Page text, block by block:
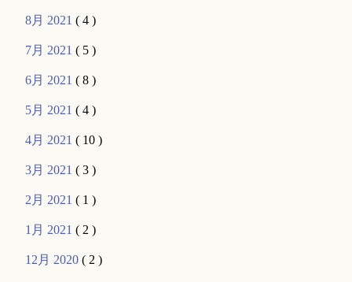
8月 2021( 4 )
7月 2021( 5 )
6月 2021( 8 )
5月 2021( 4 )
4月 2021( 10 )
3月 2021( 3 )
2月 2021( 1 )
1月 2021( 2 )
12月 2020( 2 )